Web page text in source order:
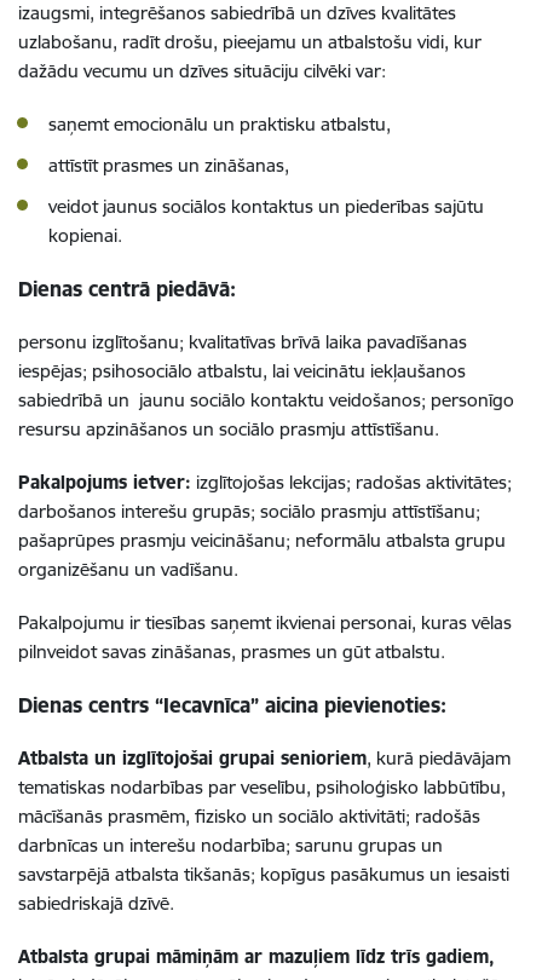
izaugsmi, integrēšanos sabiedrībā un dzīves kvalitātes
uzlabošanu, radīt drošu, pieejamu un atbalstošu vidi, kur
dažādu vecumu un dzīves situāciju cilvēki var:
saņemt emocionālu un praktisku atbalstu,
attīstīt prasmes un zināšanas,
veidot jaunus sociālos kontaktus un piederības sajūtu
kopienai.
Dienas centrā piedāvā:
personu izglītošanu; kvalitatīvas brīvā laika pavadīšanas
iespējas; psihosociālo atbalstu, lai veicinātu iekļaušanos
sabiedrībā un jaunu sociālo kontaktu veidošanos; personīgo
resursu apzināšanos un sociālo prasmju attīstīšanu.
Pakalpojums ietver: izglītojošas lekcijas; radošas aktivitātes;
darbošanos interešu grupās; sociālo prasmju attīstīšanu;
pašaprūpes prasmju veicināšanu; neformālu atbalsta grupu
organizēšanu un vadīšanu.
Pakalpojumu ir tiesības saņemt ikvienai personai, kuras vēlas
pilnveidot savas zināšanas, prasmes un gūt atbalstu.
Dienas centrs “Iecavnīca” aicina pievienoties:
Atbalsta un izglītojošai grupai senioriem, kurā piedāvājam
tematiskas nodarbības par veselību, psiholoģisko labbūtību,
mācīšanās prasmēm, fizisko un sociālo aktivitāti; radošās
darbnīcas un interešu nodarbība; sarunu grupas un
savstarpējā atbalsta tikšanās; kopīgus pasākumus un iesaisti
sabiedriskajā dzīvē.
Atbalsta grupai māmiņām ar mazuļiem līdz trīs gadiem,